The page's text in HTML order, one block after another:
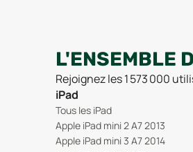
L'ENSEMBLE
Rejoignez les 1 573 000
iPad
Tous les iPad
Apple iPad mini 2 A7 2013
Apple iPad mini 3 A7 2014